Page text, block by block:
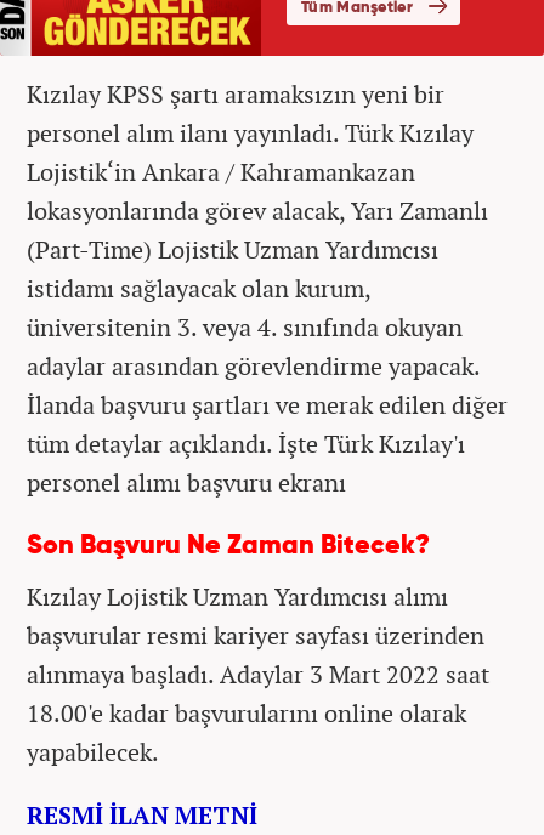
Kızılay KPSS şartı aramaksızın yeni bir
personel alım ilanı yayınladı. Türk Kızılay
Lojistik‘in Ankara / Kahramankazan
lokasyonlarında görev alacak, Yarı Zamanlı
(Part-Time) Lojistik Uzman Yardımcısı
istidamı sağlayacak olan kurum,
üniversitenin 3. veya 4. sınıfında okuyan
adaylar arasından görevlendirme yapacak.
İlanda başvuru şartları ve merak edilen diğer
tüm detaylar açıklandı. İşte Türk Kızılay'ı
personel alımı başvuru ekranı
Son Başvuru Ne Zaman Bitecek?
KızılayLojistik Uzman Yardımcısıalımı
başvurular resmi kariyer sayfası üzerinden
alınmaya başladı. Adaylar 3 Mart 2022 saat
18.00'e kadar başvurularını online olarak
yapabilecek.
RESMİ İLAN METNİ